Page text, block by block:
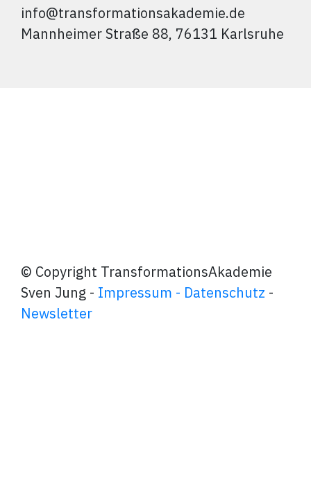
info@transformationsakademie.de
Mannheimer Straße 88, 76131 Karlsruhe
© Copyright TransformationsAkademie
Sven Jung - Impressum - Datenschutz -
Newsletter